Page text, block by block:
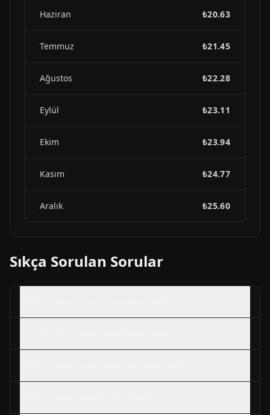
Haziran ₺20.63
Temmuz ₺21.45
Ağustos ₺22.28
Eylül ₺23.11
Ekim ₺23.94
Kasım ₺24.77
Aralık ₺25.60
Sıkça Sorulan Sorular